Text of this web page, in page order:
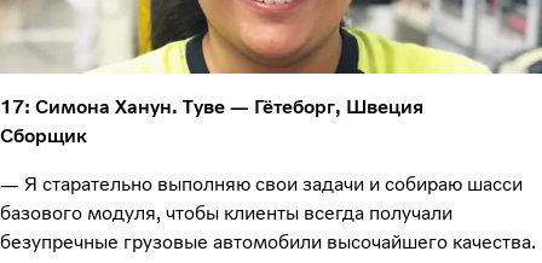
17: Симона Ханун. Туве — Гётеборг, Швеция
Сборщик
— Я старательно выполняю свои задачи и собираю шасси
базового модуля, чтобы клиенты всегда получали
безупречные грузовые автомобили высочайшего качества.